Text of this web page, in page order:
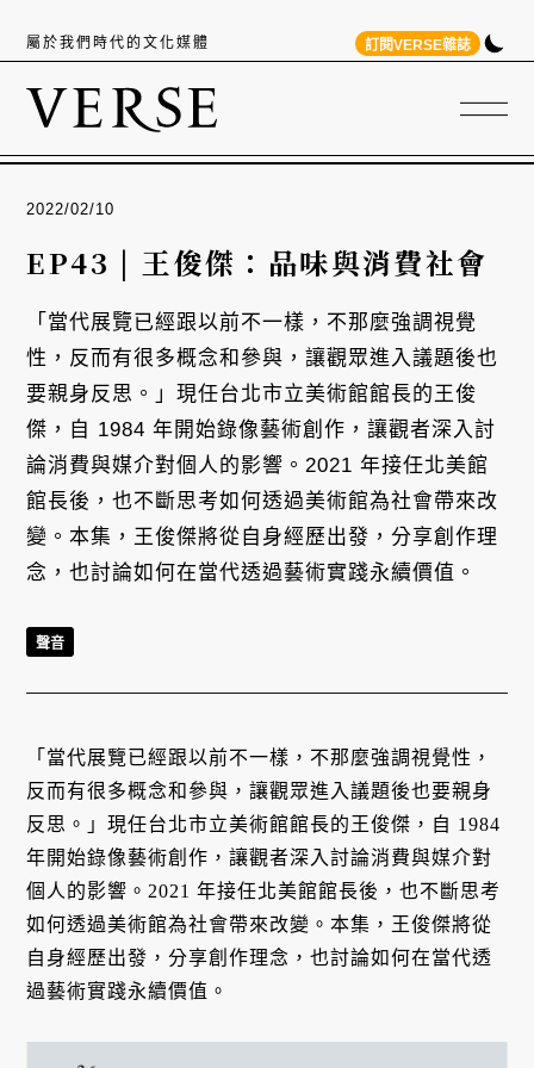
屬於我們時代的文化媒體 訂閱VERSE雜誌
2022/02/10
EP43 | 王俊傑：品味與消費社會
「當代展覽已經跟以前不一樣，不那麼強調視覺
性，反而有很多概念和參與，讓觀眾進入議題後也
要親身反思。」現任台北市立美術館館長的王俊
傑，自 1984 年開始錄像藝術創作，讓觀者深入討
論消費與媒介對個人的影響。2021 年接任北美館
館長後，也不斷思考如何透過美術館為社會帶來改
變。本集，王俊傑將從自身經歷出發，分享創作理
念，也討論如何在當代透過藝術實踐永續價值。
「當代展覽已經跟以前不一樣，不那麼強調視覺性，
反而有很多概念和參與，讓觀眾進入議題後也要親身
反思。」現任台北市立美術館館長的王俊傑，自 1984
年開始錄像藝術創作，讓觀者深入討論消費與媒介對
個人的影響。2021 年接任北美館館長後，也不斷思考
如何透過美術館為社會帶來改變。本集，王俊傑將從
自身經歷出發，分享創作理念，也討論如何在當代透
過藝術實踐永續價值。
聲音